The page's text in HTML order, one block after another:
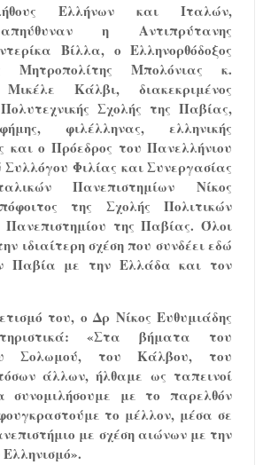
Ελλήνων και Ιταλών,
η Αντιπρύτανης
Βίλλα, ο Ελληνορθόδοξος
Μητροπολίτης Μπολόνιας κ.
Κάλβι, διακεκριμένος
Σχολής της Παβίας,
φιλέλληνας, ελληνικής
και ο Πρόεδρος του Πανελλήνιου
Συλλόγου Φιλίας και Συνεργασίας
Πανεπιστημίων Νίκος
της Σχολής Πολιτικών
της Παβίας. Όλοι
ιδιαίτερη σχέση που συνδέει εδώ
Παβία με την Ελλάδα και τον
του, ο Δρ Νίκος Ευθυμιάδης
«Στα βήματα του
Σολωμού, του Κάλβου, του
άλλων, ήλθαμε ως ταπεινοί
συνομιλήσουμε με το παρελθόν
το μέλλον, μέσα σε
με σχέση αιώνων με την